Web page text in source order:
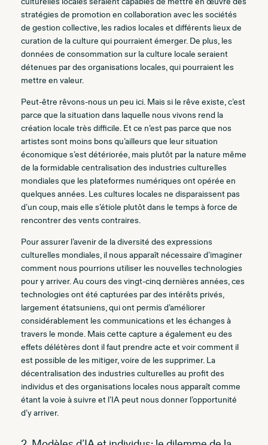
stratégies de promotion en collaboration avec les sociétés
de gestion collective, les radios locales et différents lieux de
curation de la culture qui pourraient émerger. De plus, les
données de consommation sur la culture locale seraient
détenues par des organisations locales, qui pourraient les
mettre en valeur.
Peut-être rêvons-nous un peu ici. Mais si le rêve existe, c’est
parce que la situation dans laquelle nous vivons rend la
création locale très difficile. Et ce n’est pas parce que nos
artistes sont moins bons qu’ailleurs que leur situation
économique s’est détériorée, mais plutôt par la nature même
de la formidable centralisation des industries culturelles
mondiales que les plateformes numériques ont opérée en
quelques années. Les cultures locales ne disparaissent pas
d’un coup, mais elle s’étiole plutôt dans le temps à force de
rencontrer des vents contraires.
Pour assurer l’avenir de la diversité des expressions
culturelles mondiales, il nous apparaît nécessaire d’imaginer
comment nous pourrions utiliser les nouvelles technologies
pour y arriver. Au cours des vingt-cinq dernières années, ces
technologies ont été capturées par des intérêts privés,
largement étatsuniens, qui ont permis d’améliorer
considérablement les communications et les échanges à
travers le monde. Mais cette capture a également eu des
effets délétères dont il faut prendre acte et voir comment il
est possible de les mitiger, voire de les supprimer. La
décentralisation des industries culturelles au profit des
individus et des organisations locales nous apparaît comme
étant la voie à suivre et l’IA peut nous donner l’opportunité
d’y arriver.